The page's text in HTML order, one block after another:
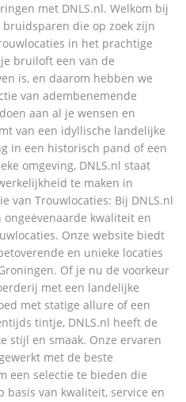
met DNLS.nl. Welkom bij
bruidsparen die op zoek zijn
in het prachtige
bruiloft een van de
is, en daarom hebben we
van adembenemende
aan al je wensen en
van een idyllische landelijke
in een historisch pand of een
omgeving, DNLS.nl staat
te maken in
van Trouwlocaties: Bij DNLS.nl
kwaliteit en
Onze website biedt
en unieke locaties
Of je nu de voorkeur
met een landelijke
met statige allure of een
tintje, DNLS.nl heeft de
stijl en smaak. Onze ervaren
met de beste
een selectie te bieden die
basis van kwaliteit, service en